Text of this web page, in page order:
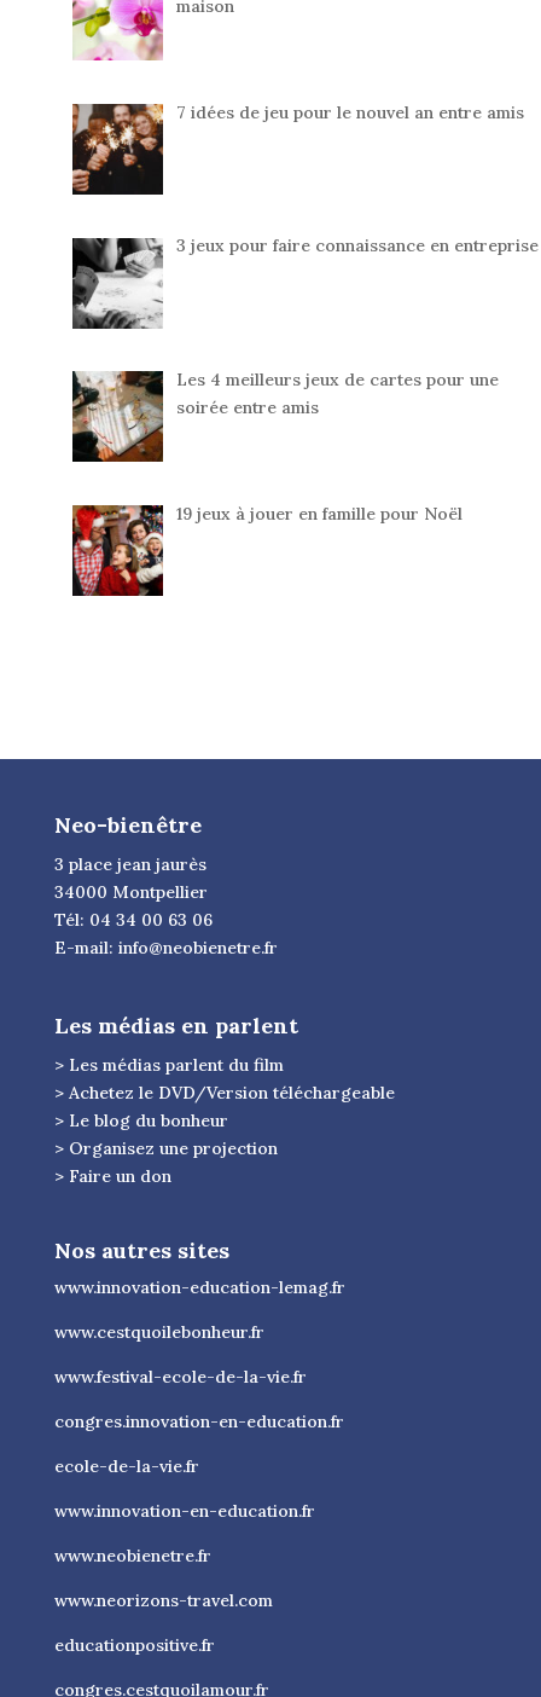
maison
7 idées de jeu pour le nouvel an entre amis
3 jeux pour faire connaissance en entreprise
Les 4 meilleurs jeux de cartes pour une
soirée entre amis
19 jeux à jouer en famille pour Noël
Neo-bienêtre
3 place jean jaurès
34000 Montpellier
Tél: 04 34 00 63 06
E-mail: info@neobienetre.fr
Les médias en parlent
> Les médias parlent du film
> Achetez le DVD/Version téléchargeable
> Le blog du bonheur
> Organisez une projection
> Faire un don
Nos autres sites
www.innovation-education-lemag.fr
www.cestquoilebonheur.fr
www.festival-ecole-de-la-vie.fr
congres.innovation-en-education.fr
ecole-de-la-vie.fr
www.innovation-en-education.fr
www.neobienetre.fr
www.neorizons-travel.com
educationpositive.fr
congres.cestquoilamour.fr